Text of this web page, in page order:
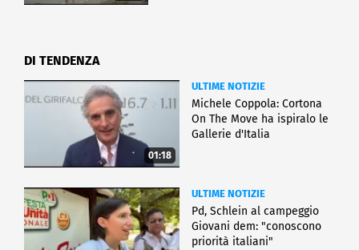
DI TENDENZA
01:18
ULTIME NOTIZIE
Michele Coppola: Cortona
On The Move ha ispiralo le
Gallerie d'Italia
ULTIME NOTIZIE
Pd, Schlein al campeggio
Giovani dem: "conoscono
priorità italiani"